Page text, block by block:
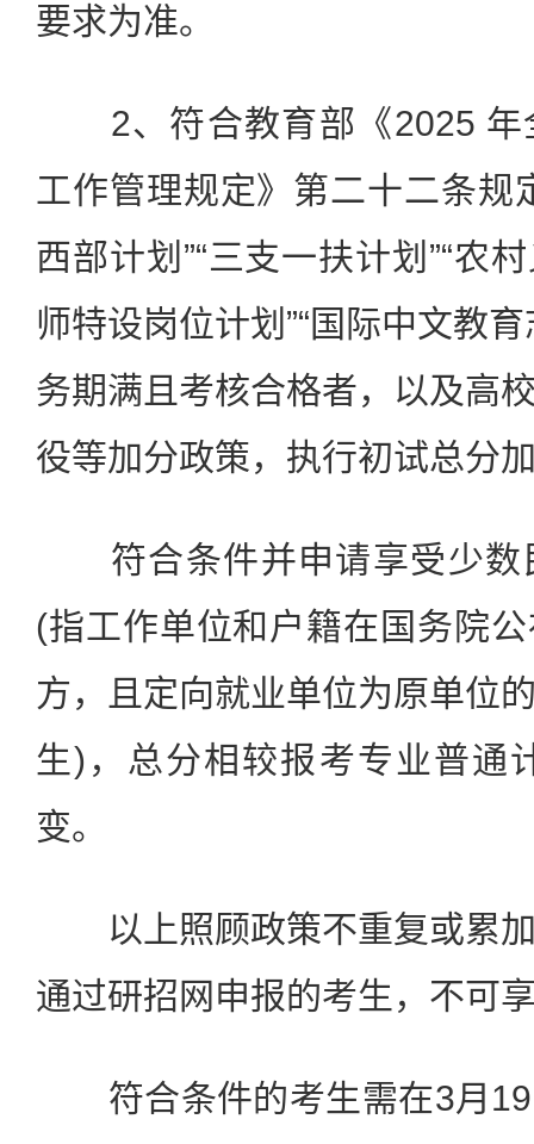
要求为准。
2、符合教育部《2025 年
工作管理规定》第二十二条规
西部计划”“三支一扶计划”“农
师特设岗位计划”“国际中文教
务期满且考核合格者，以及高
役等加分政策，执行初试总分
符合条件并申请享受少数
(指工作单位和户籍在国务院
方，且定向就业单位为原单位
生)，总分相较报考专业普通
变。
以上照顾政策不重复或累加
通过研招网申报的考生，不可
符合条件的考生需在3月19